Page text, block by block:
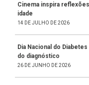
Cinema inspira
idade
14 DE JULHO DE 2026
Dia Nacional do
do diagnóstico
26 DE JUNHO DE 2026